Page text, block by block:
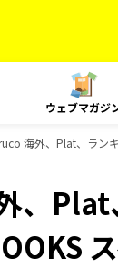
ウェブマガジ
海外、Plat、ラン
、Plat